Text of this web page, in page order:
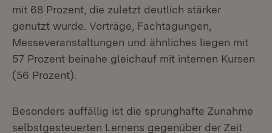
mit 68 Prozent, die zuletzt deutlich stärker
genutzt wurde. Vorträge, Fachtagungen,
Messeveranstaltungen und ähnliches liegen mit
57 Prozent beinahe gleichauf mit internen Kursen
(56 Prozent).
Besonders auffällig ist die sprunghafte Zunahme
selbstgesteuerten Lernens gegenüber der Zeit